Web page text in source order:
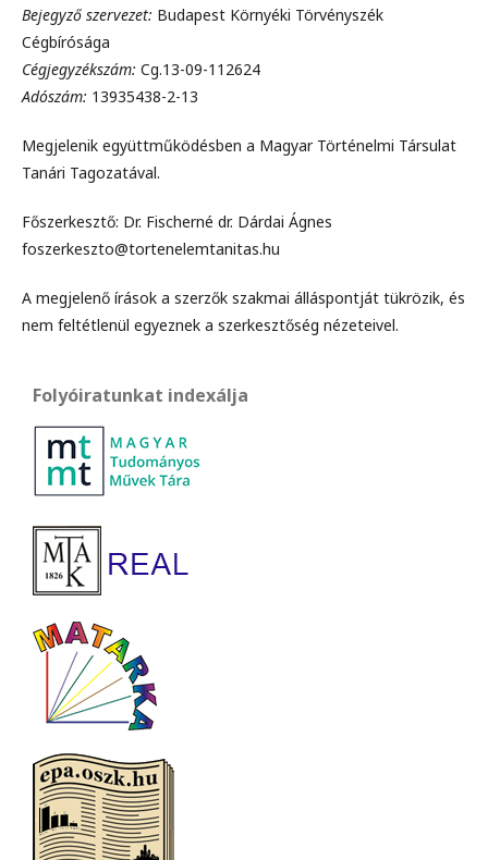
Bejegyző szervezet: Budapest Környéki Törvényszék
Cégbírósága
Cégjegyzékszám: Cg.13-09-112624
Adószám: 13935438-2-13
Megjelenik együttműködésben a Magyar Történelmi Társulat
Tanári Tagozatával.
Főszerkesztő: Dr. Fischerné dr. Dárdai Ágnes
foszerkeszto@tortenelemtanitas.hu
A megjelenő írások a szerzők szakmai álláspontját tükrözik, és
nem feltétlenül egyeznek a szerkesztőség nézeteivel.
Folyóiratunkat indexálja